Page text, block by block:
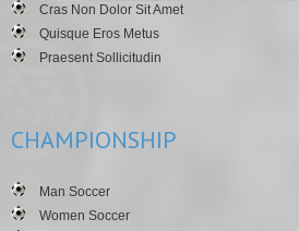
Cras Non Dolor Sit Amet
Quisque Eros Metus
Praesent Sollicitudin
CHAMPIONSHIP
Man Soccer
Women Soccer